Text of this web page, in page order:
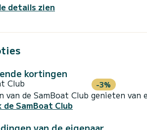
details zien
kortingen
Club -3%
van de SamBoat Club genieten
SamBoat Club